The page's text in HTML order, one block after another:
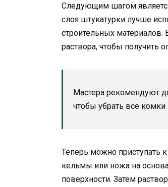
Следующим шагом
слоя штукатурки лучше
строительных
раствора, чтобы получить
Мастера рекомендуют
чтобы убрать все
Теперь можно приступать
кельмы или ножа на
поверхности. Затем